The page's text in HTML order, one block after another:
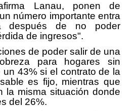
Lanau, ponen de
número importante entra
después de no poder
de ingresos".
de poder salir de una
para hogares sin
43% si el contrato de la
es fijo, mientras que
la misma situación donde
del 26%.